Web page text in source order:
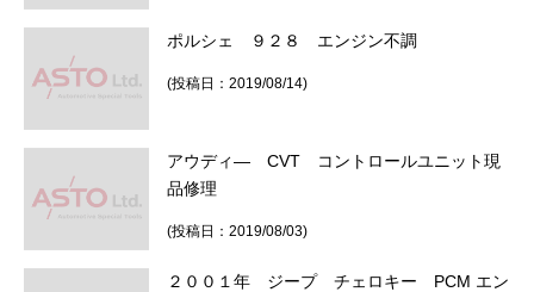
ポルシェ ９２８ エンジン不調
(投稿日：2019/08/14)
アウディ― CVT コントロールユニット現
品修理
(投稿日：2019/08/03)
２００１年 ジープ チェロキー PCM エン